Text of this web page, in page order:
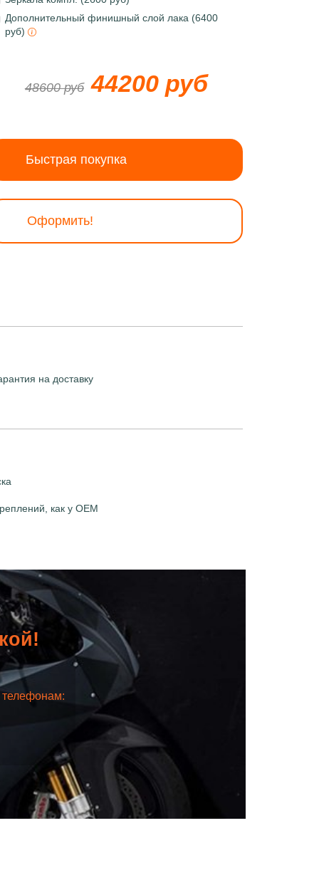
Дополнительный финишный слой лака (6400
руб)
48600 руб 44200 руб
Быстрая покупка
Оформить!
на доставку
как у OEM
телефонам: